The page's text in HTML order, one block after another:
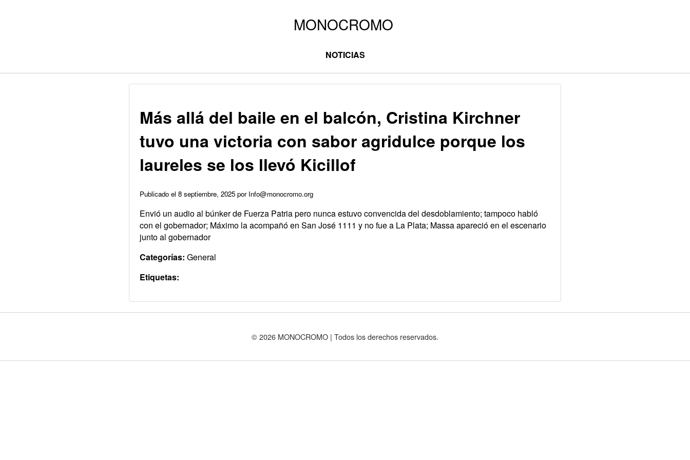
NOTICIAS
Más allá del baile en el balcón, Cristina Kirchner
tuvo una victoria con sabor agridulce porque los
laureles se los llevó Kicillof
Publicado el 8 septiembre, 2025 por Info@monocromo.org
Envió un audio al búnker de Fuerza Patria pero nunca estuvo convencida del desdoblamiento; tampoco habló
con el gobernador; Máximo la acompañó en San José 1111 y no fue a La Plata; Massa apareció en el escenario
junto al gobernador
Categorías: General
Etiquetas:
© 2026 MONOCROMO | Todos los derechos reservados.